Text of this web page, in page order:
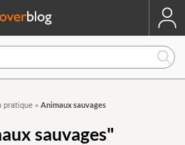
pratique » Animaux sauvages
sauvages"